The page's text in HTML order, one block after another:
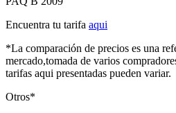
Encuentra tu tarifa aqui
*La comparación de precios es una
mercado,tomada de varios
tarifas aqui presentadas pueden variar.
Otros*